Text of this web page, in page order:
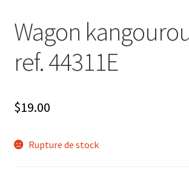
Wagon
ref. 44311E
$19.00
Rupture de stock